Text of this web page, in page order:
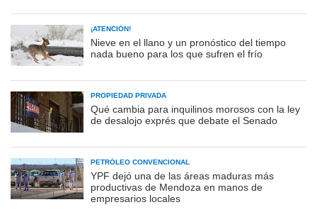
¡ATENCIÓN!
Nieve en el llano y un pronóstico del tiempo
nada bueno para los que sufren el frío
PROPIEDAD PRIVADA
Qué cambia para inquilinos morosos con la ley
de desalojo exprés que debate el Senado
PETRÓLEO CONVENCIONAL
YPF dejó una de las áreas maduras más
productivas de Mendoza en manos de
empresarios locales